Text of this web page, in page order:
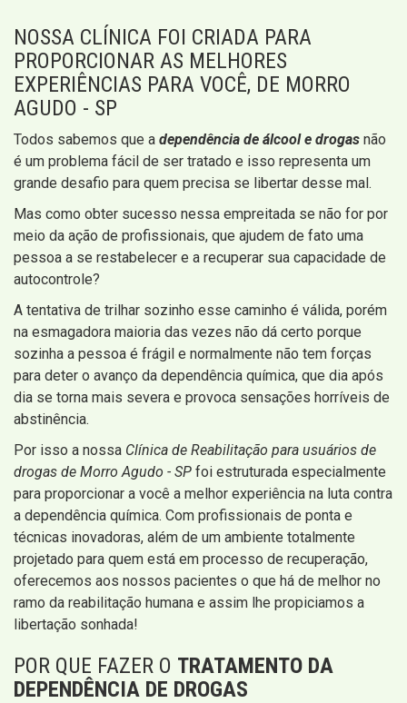
NOSSA CLÍNICA FOI CRIADA PARA
PROPORCIONAR AS MELHORES
EXPERIÊNCIAS PARA VOCÊ, DE MORRO
AGUDO - SP
Todos sabemos que a dependência de álcool e drogas não
é um problema fácil de ser tratado e isso representa um
grande desafio para quem precisa se libertar desse mal.
Mas como obter sucesso nessa empreitada se não for por
meio da ação de profissionais, que ajudem de fato uma
pessoa a se restabelecer e a recuperar sua capacidade de
autocontrole?
A tentativa de trilhar sozinho esse caminho é válida, porém
na esmagadora maioria das vezes não dá certo porque
sozinha a pessoa é frágil e normalmente não tem forças
para deter o avanço da dependência química, que dia após
dia se torna mais severa e provoca sensações horríveis de
abstinência.
Por isso a nossa Clínica de Reabilitação para usuários de
drogas de Morro Agudo - SP foi estruturada especialmente
para proporcionar a você a melhor experiência na luta contra
a dependência química. Com profissionais de ponta e
técnicas inovadoras, além de um ambiente totalmente
projetado para quem está em processo de recuperação,
oferecemos aos nossos pacientes o que há de melhor no
ramo da reabilitação humana e assim lhe propiciamos a
libertação sonhada!
POR QUE FAZER O TRATAMENTO DA
DEPENDÊNCIA DE DROGAS